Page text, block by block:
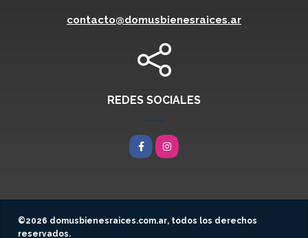
contacto@domusbienesraices.ar
REDES SOCIALES
FacebookInstagram
©2026 domusbienesraices.com.ar, todos los derechos
reservados.